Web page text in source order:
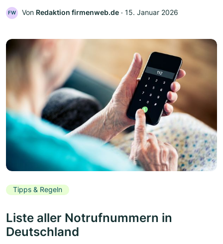
FW Von Redaktion firmenweb.de ‧ 15. Januar 2026
Tipps & Regeln
Liste aller Notrufnummern in
Deutschland